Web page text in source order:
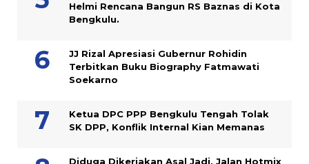
Helmi Rencana Bangun RS Baznas di Kota
Bengkulu.
JJ Rizal Apresiasi Gubernur Rohidin
Terbitkan Buku Biography Fatmawati
Soekarno
Ketua DPC PPP Bengkulu Tengah Tolak
SK DPP, Konflik Internal Kian Memanas
Diduga Dikerjakan Asal Jadi, Jalan Hotmix